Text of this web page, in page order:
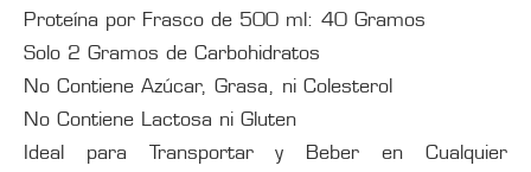
Proteína por Frasco de 500 ml: 40 Gramos
Solo 2 Gramos de Carbohidratos
No Contiene Azúcar, Grasa, ni Colesterol
No Contiene Lactosa ni Gluten
Ideal para Transportar y Beber en Cualquier